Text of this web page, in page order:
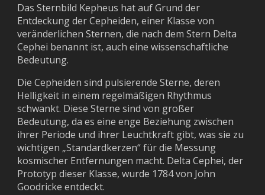
Das Sternbild Kepheus hat auf Grund der
Entdeckung der Cepheiden, einer Klasse von
veränderlichen Sternen, die nach dem Stern Delta
Cephei benannt ist, auch eine wissenschaftliche
Bedeutung.
Die Cepheiden sind pulsierende Sterne, deren
Helligkeit in einem regelmäßigen Rhythmus
schwankt. Diese Sterne sind von großer
Bedeutung, da es eine enge Beziehung zwischen
ihrer Periode und ihrer Leuchtkraft gibt, was sie zu
wichtigen „Standardkerzen“ für die Messung
kosmischer Entfernungen macht. Delta Cephei, der
Prototyp dieser Klasse, wurde 1784 von John
Goodricke entdeckt.